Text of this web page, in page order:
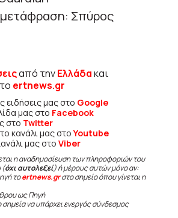
Σπύρος
από τηνΕλλάδακαι
ertnews.gr
ειδήσεις μας στο Google
μας στο Facebook
στο Twitter
κανάλι μας στοYoutube
μας στο Viber
η αναδημοσίευση των πληροφοριών του
(όχι αυτολεξεί) ή μέρους αυτών μόνο αν:
τοertnews.grστο σημείο όπου γίνεται η
ως Πηγή
σημεία να υπάρχει ενεργός σύνδεσμος